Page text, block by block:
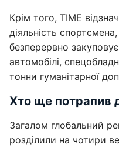
Крім того, TIME
діяльність
безперервно
автомобілі,
тонни гуманітарної
Хто ще потрапив
Загалом глобальний
розділили на чотири